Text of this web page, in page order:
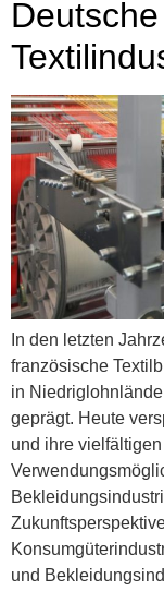
In den letzten
französische
in
geprägt. Heute
und ihre
und